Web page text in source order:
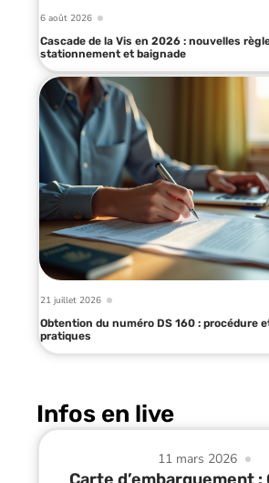
6 août 2026
Cascade de la Vis en 2026 : nouvelles
stationnement et baignade
21 juillet 2026
Obtention du numéro DS 160 : procédure
pratiques
Infos en live
11 mars 2026